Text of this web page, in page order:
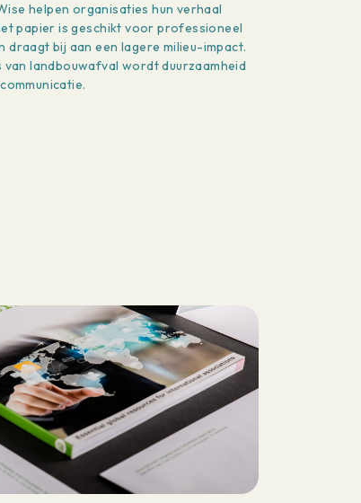
helpen organisaties hun verhaal
papier is geschikt voor professioneel
bij aan een lagere milieu-impact.
landbouwafval wordt duurzaamheid